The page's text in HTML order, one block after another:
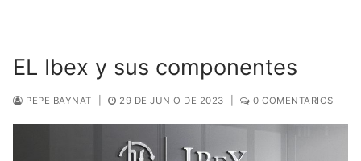
EL Ibex y sus componentes
PEPE BAYNAT 29 DE JUNIO DE 2023 0 COMENTARIOS